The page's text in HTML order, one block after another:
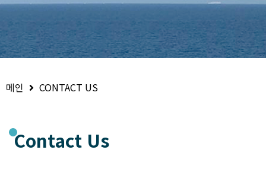
메인 CONTACT US
Contact Us